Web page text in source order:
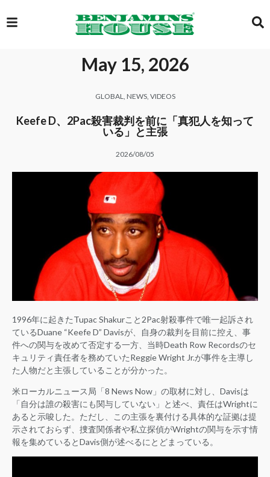
EXCLUSIVE
GLOBAL
GALLERY
LOGIN
May 15, 2026
GLOBAL NEWS, VIDEOS
Keefe D、2Pac殺害裁判を前に「真犯人を知って
いる」と主張
2026/08/05
1996年に起きたTupac Shakurこと2Pac射殺事件で唯一起訴され
ているDuane “Keefe D” Davisが、自身の裁判を目前に控え、事
件への関与を改めて否定する一方、当時Death Row Recordsのセ
キュリティ責任者を務めていたReggie Wright Jr.が事件を主導し
た人物だと主張していることが分かった。
米ローカルニュース局「8 News Now」の取材に対し、Davisは
「自分は誰の殺害にも関与していない」と述べ、責任はWrightに
あると示唆した。ただし、この主張を裏付ける具体的な証拠は提
示されておらず、捜査関係者や私立探偵がWrightの関与を示す情
報を集めているとDavis側が述べるにとどまっている。